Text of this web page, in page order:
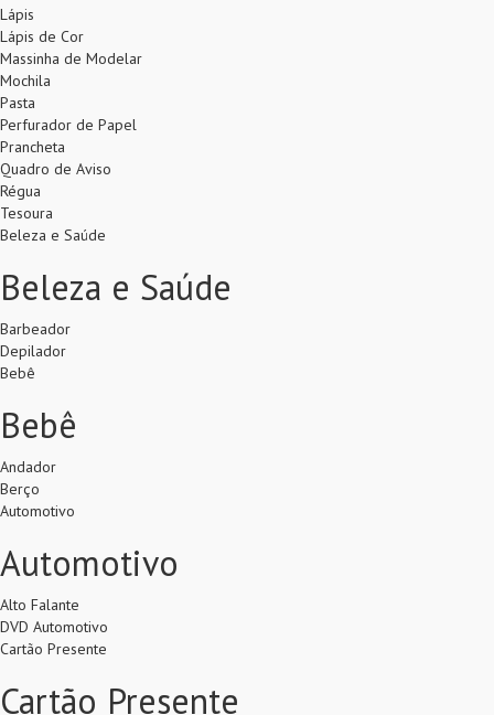
Lápis
Lápis de Cor
Massinha de Modelar
Mochila
Pasta
Perfurador de Papel
Prancheta
Quadro de Aviso
Régua
Tesoura
Beleza e Saúde
Beleza e Saúde
Barbeador
Depilador
Bebê
Bebê
Andador
Berço
Automotivo
Automotivo
Alto Falante
DVD Automotivo
Cartão Presente
Cartão Presente